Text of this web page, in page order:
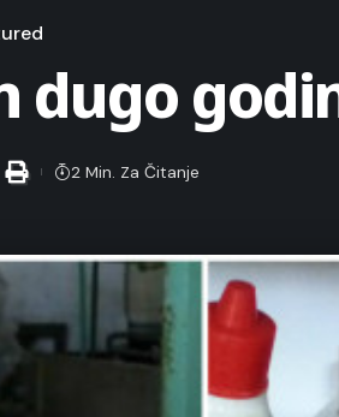
dugo
2 Min. Za Čitanje